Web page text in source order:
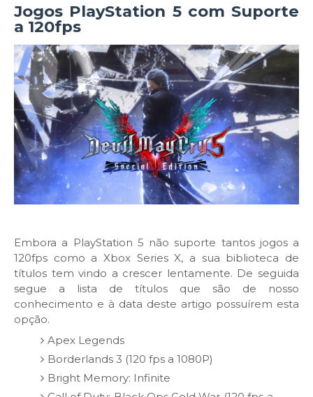
Jogos PlayStation 5 com Suporte
a 120fps
Embora a PlayStation 5 não suporte tantos jogos a
120fps como a Xbox Series X, a sua biblioteca de
títulos tem vindo a crescer lentamente. De seguida
segue a lista de títulos que são de nosso
conhecimento e à data deste artigo possuírem esta
opção.
Apex Legends
Borderlands 3 (120 fps a 1080P)
Bright Memory: Infinite